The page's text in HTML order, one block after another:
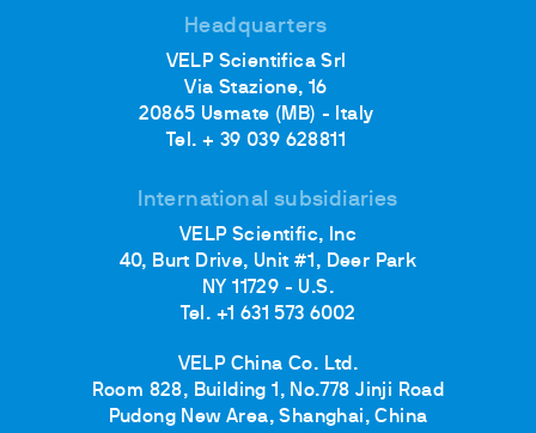
Headquarters
VELP Scientifica Srl
Via Stazione, 16
20865 Usmate (MB) - Italy
Tel. + 39 039 628811
International subsidiaries
VELP Scientific, Inc
40, Burt Drive, Unit #1, Deer Park
NY 11729 - U.S.
Tel. +1 631 573 6002
VELP China Co. Ltd.
Room 828, Building 1, No.778 Jinji Road
Pudong New Area, Shanghai, China